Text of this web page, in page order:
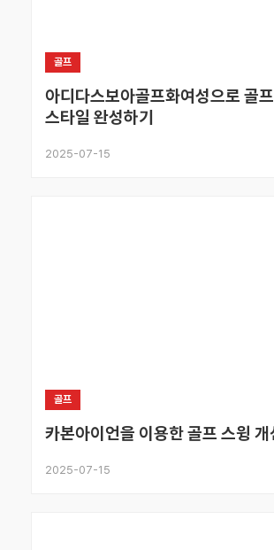
골프
아디다스보아골프화여성으로 골
스타일 완성하기
2025-07-15
골프
카본아이언을 이용한 골프 스윙 개
2025-07-15